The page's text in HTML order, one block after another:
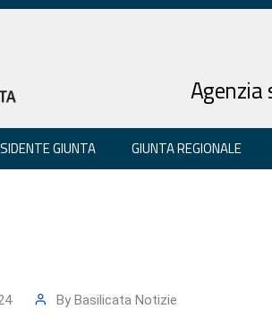
Agenzia
GIUNTA GIUNTA REGIONALE
By Basilicata Notizie